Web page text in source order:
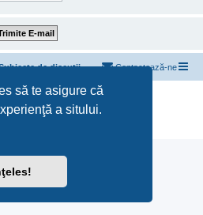
să te asigure că
a sitului.
de discuții Contactează-ne
Forum Software © phpBB Limited
MX-Publisher CMS